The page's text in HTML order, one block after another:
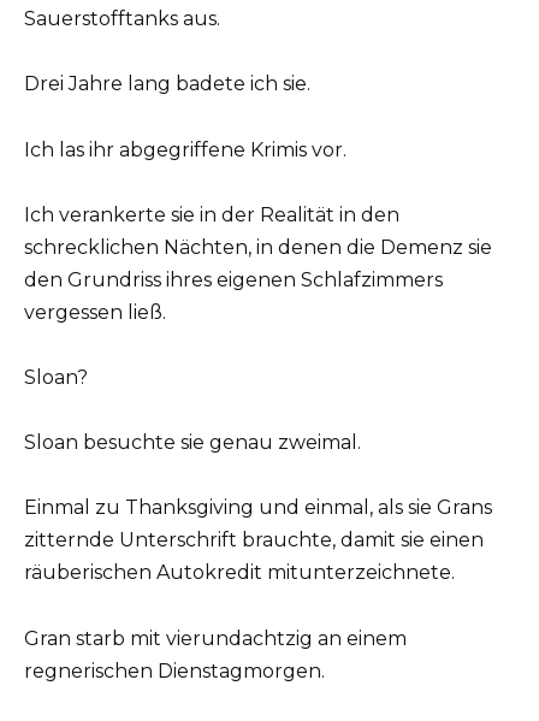
Sauerstofftanks aus.
Drei Jahre lang badete ich sie.
Ich las ihr abgegriffene Krimis vor.
Ich verankerte sie in der Realität in den
schrecklichen Nächten, in denen die Demenz sie
den Grundriss ihres eigenen Schlafzimmers
vergessen ließ.
Sloan?
Sloan besuchte sie genau zweimal.
Einmal zu Thanksgiving und einmal, als sie Grans
zitternde Unterschrift brauchte, damit sie einen
räuberischen Autokredit mitunterzeichnete.
Gran starb mit vierundachtzig an einem
regnerischen Dienstagmorgen.